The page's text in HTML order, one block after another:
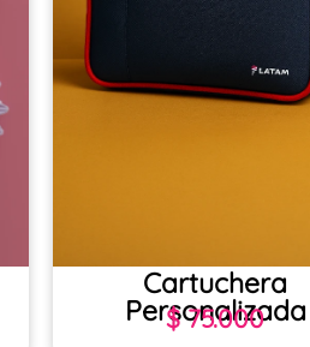
Cartuchera
Personalizada
$75.000